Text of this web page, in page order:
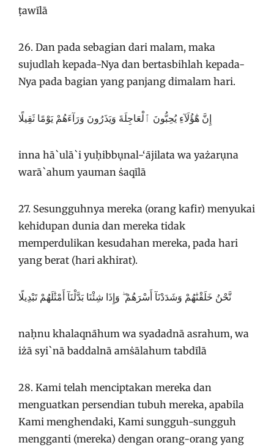
ṭawīlā
26. Dan pada sebagian dari malam, maka
sujudlah kepada-Nya dan bertasbihlah kepada-
Nya pada bagian yang panjang dimalam hari.
إِنَّ هَٰٓؤُلَآءِ يُحِبُّونَ ٱلْعَاجِلَةَ وَيَذَرُونَ وَرَآءَهُمْ يَوْمًا ثَقِيلًا
inna hā`ulā`i yuḥibbụnal-‘ājilata wa yażarụna
warā`ahum yauman ṡaqīlā
27. Sesungguhnya mereka (orang kafir) menyukai
kehidupan dunia dan mereka tidak
memperdulikan kesudahan mereka, pada hari
yang berat (hari akhirat).
نَّحْنُ خَلَقْنَٰهُمْ وَشَدَدْنَآ أَسْرَهُمْ ۖ وَإِذَا شِئْنَا بَدَّلْنَآ أَمْثَٰلَهُمْ تَبْدِيلًا
naḥnu khalaqnāhum wa syadadnā asrahum, wa
iżā syi`nā baddalnā amṡālahum tabdīlā
28. Kami telah menciptakan mereka dan
menguatkan persendian tubuh mereka, apabila
Kami menghendaki, Kami sungguh-sungguh
mengganti (mereka) dengan orang-orang yang